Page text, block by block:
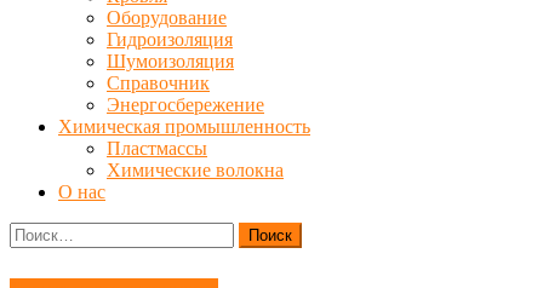
Оборудование
Гидроизоляция
Шумоизоляция
Справочник
Энергосбережение
Химическая промышленность
Пластмассы
Химические волокна
О нас
Найти: